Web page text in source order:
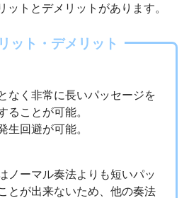
ットとデメリットがあります。
ット・デメリット
なく非常に長いパッセージを
ることが可能。
生回避が可能。
ノーマル奏法よりも短いパッ
とが出来ないため、他の奏法